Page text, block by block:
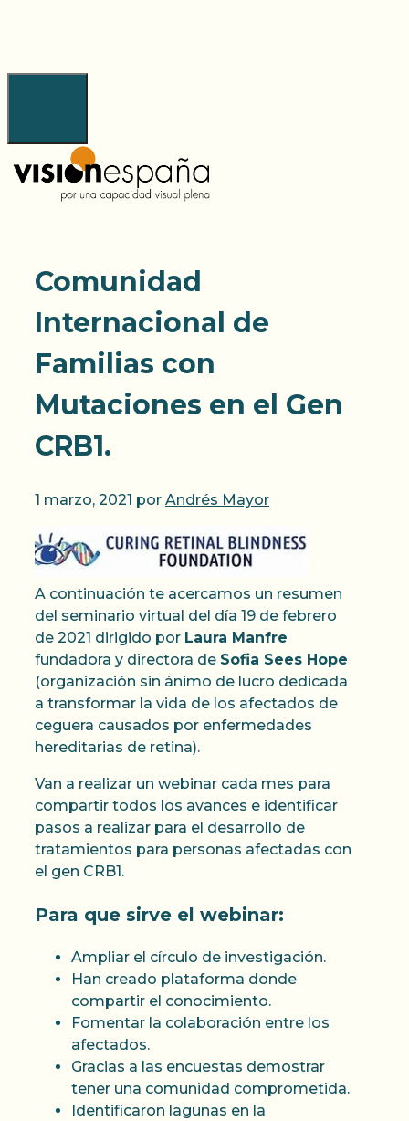
Comunidad
Internacional de
Familias con
Mutaciones en el Gen
CRB1.
1 marzo, 2021 por Andrés Mayor
A continuación te acercamos un resumen
del seminario virtual del día 19 de febrero
de 2021 dirigido por Laura Manfre
fundadora y directora de Sofia Sees Hope
(organización sin ánimo de lucro dedicada
a transformar la vida de los afectados de
ceguera causados por enfermedades
hereditarias de retina).
Van a realizar un webinar cada mes para
compartir todos los avances e identificar
pasos a realizar para el desarrollo de
tratamientos para personas afectadas con
el gen CRB1.
Para que sirve el webinar:
Ampliar el círculo de investigación.
Han creado plataforma donde
compartir el conocimiento.
Fomentar la colaboración entre los
afectados.
Gracias a las encuestas demostrar
tener una comunidad comprometida.
Identificaron lagunas en la